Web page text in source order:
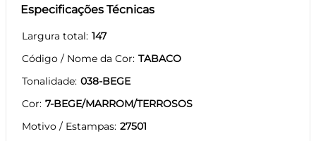
Especificações Técnicas
Largura total 147
Código / Nome da Cor TABACO
Tonalidade 038-BEGE
Cor 7-BEGE/MARROM/TERROSOS
Motivo / Estampas 27501